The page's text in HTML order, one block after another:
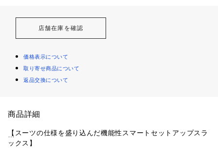
店舗在庫を確認
価格表示について
取り寄せ商品について
返品交換について
商品詳細
【スーツの仕様を盛り込んだ機能性スマートセットアップスラ
ックス】